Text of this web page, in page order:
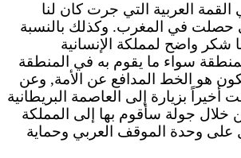
العربية التي جرت كان لنا
حصلت في المغرب. وكذلك بالنسبة
واضح لمملكة الإنسانية
سواء ما يقوم به في المنطقة
هو الخط المدافع عن الأمة, وعن
بزيارة إلى العاصمة البريطانية
خلال جولة سأقوم بها إلى المملكة
على وحدة الموقف العربي وحماية